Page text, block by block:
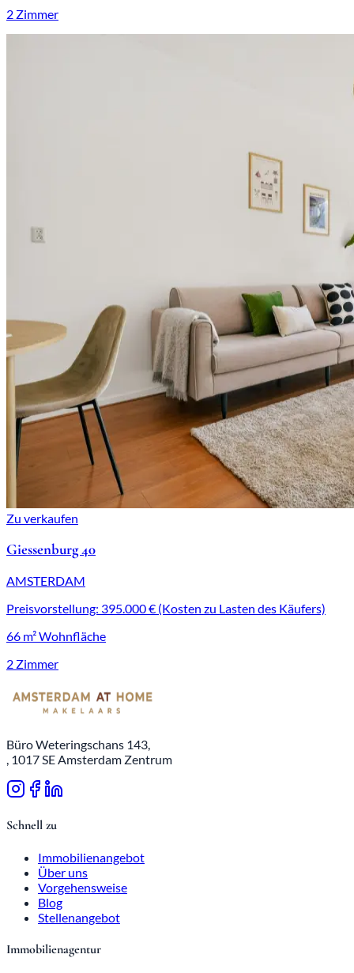
2 Zimmer
Zu verkaufen
Giessenburg 40
AMSTERDAM
Preisvorstellung: 395.000 € (Kosten zu Lasten des Käufers)
66 m² Wohnfläche
2 Zimmer
Büro Weteringschans 143,
, 1017 SE Amsterdam Zentrum
Schnell zu
Immobilienangebot
Über uns
Vorgehensweise
Blog
Stellenangebot
Immobilienagentur